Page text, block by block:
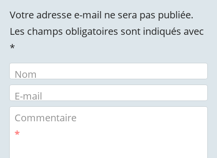
Votre adresse e-mail ne sera pas publiée.
Les champs obligatoires sont indiqués avec
*
Nom
E-mail
Commentaire
*